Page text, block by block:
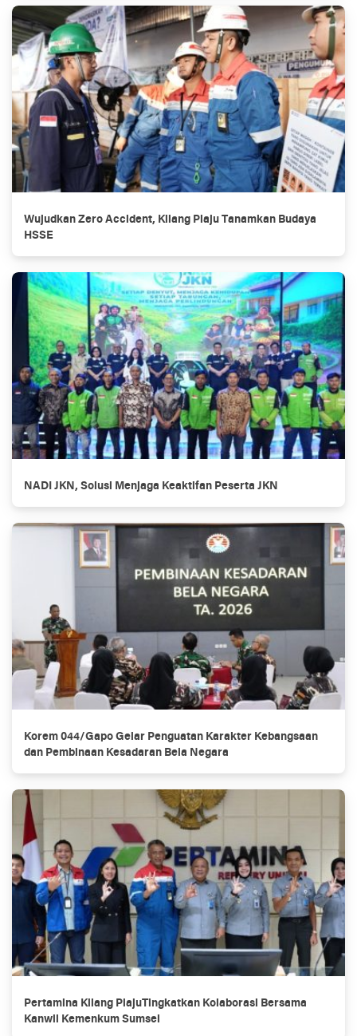
Wujudkan Zero Accident, Kilang Plaju Tanamkan Budaya
HSSE
NADI JKN, Solusi Menjaga Keaktifan Peserta JKN
Korem 044/Gapo Gelar Penguatan Karakter Kebangsaan
dan Pembinaan Kesadaran Bela Negara
Pertamina Kilang PlajuTingkatkan Kolaborasi Bersama
Kanwil Kemenkum Sumsel